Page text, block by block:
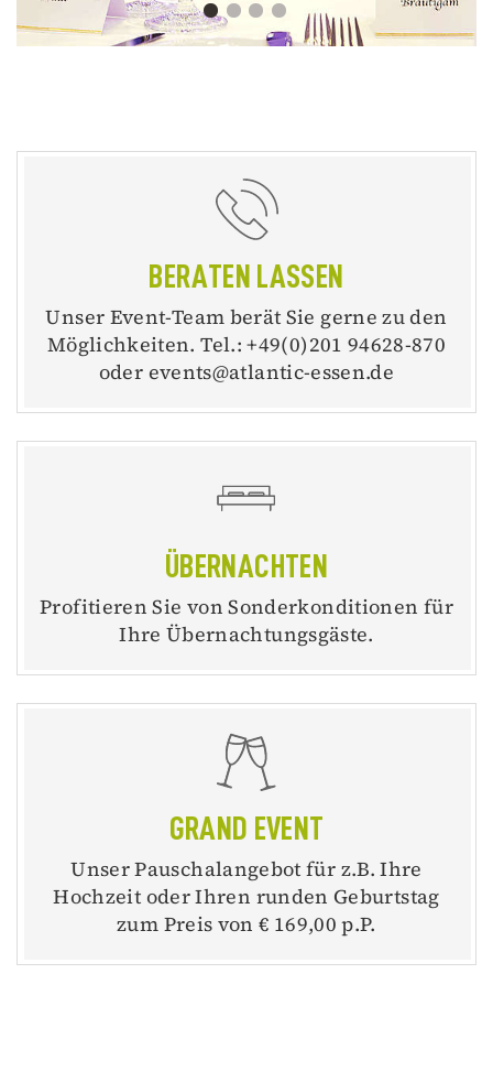
BERATEN LASSEN
Unser Event-Team berät Sie gerne zu den
Möglichkeiten. Tel.: +49(0)201 94628-870
oder events@atlantic-essen.de
ÜBERNACHTEN
Profitieren Sie von Sonderkonditionen für
Ihre Übernachtungsgäste.
GRAND EVENT
Unser Pauschalangebot für z.B. Ihre
Hochzeit oder Ihren runden Geburtstag
zum Preis von € 169,00 p.P.